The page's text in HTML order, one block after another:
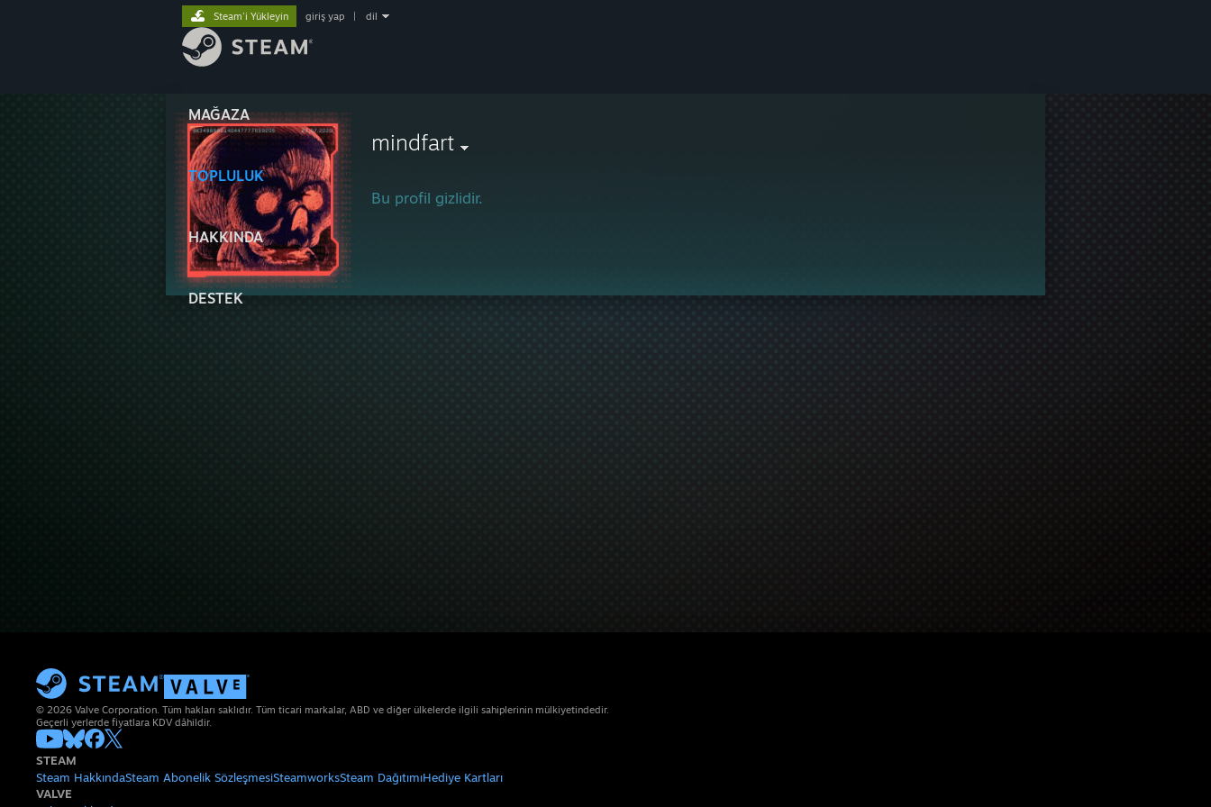
MAĞAZA
TOPLULUK
HAKKINDA
DESTEK
Steam'i Yükleyin giriş yap dil
mindfart
Bu profil gizlidir.
© 2026 Valve Corporation. Tüm hakları saklıdır. Tüm ticari markalar, ABD ve diğer ülkelerde ilgili sahiplerinin mülkiyetindedir.
Geçerli yerlerde fiyatlara KDV dâhildir.
STEAM
Steam HakkındaSteam Abonelik SözleşmesiSteamworksSteam DağıtımıHediye Kartları
VALVE